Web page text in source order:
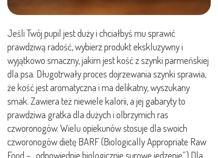
Jeśli Twój pupil jest duży i chciałbyś mu sprawić
prawdziwą radość, wybierz produkt ekskluzywny i
wyjątkowo smaczny, jakim jest kość z szynki parmeńskiej
dla psa. Długotrwały proces dojrzewania szynki sprawia,
że kość jest aromatyczna i ma delikatny, wyszukany
smak. Zawiera też niewiele kalorii, a jej gabaryty to
prawdziwa gratka dla dużych i olbrzymich ras
czworonogów. Wielu opiekunów stosuje dla swoich
czworonogów dietę BARF (Biologically Appropriate Raw
Food – „odpowiednie biologicznie surowe jedzenie”.) Dla